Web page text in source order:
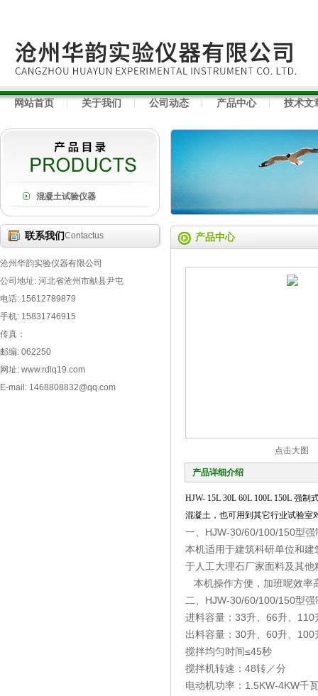
网站首页 关于我们 公司动态 产品中心 技术文
混凝土试验仪器
联系我们Contactus
沧州华韵实验仪器有限公司
公司地址: 河北省沧州市献县尹屯
电话: 15612789879
手机: 15831746915
传真：
邮编: 062250
网址: www.rdlq19.com
E-mail: 1468808832@qq.com
产品中心
点击大图
产品详细介绍
HJW- 15L 30L 60L 100L 150L 强
混凝土，也可用到其它行业试验室
一、HJW-30/60/100/150型
本机适用于建筑科研单位和
于人工大理石厂家面料及其他
本机操作方便，加班呢效率
二、HJW-30/60/100/150型
进料容量：33升、66升、110
出料容量：30升、60升、100
搅拌均匀时间≤45秒
搅拌机转速：48转／分
电动机功率：1.5KW-4KW千